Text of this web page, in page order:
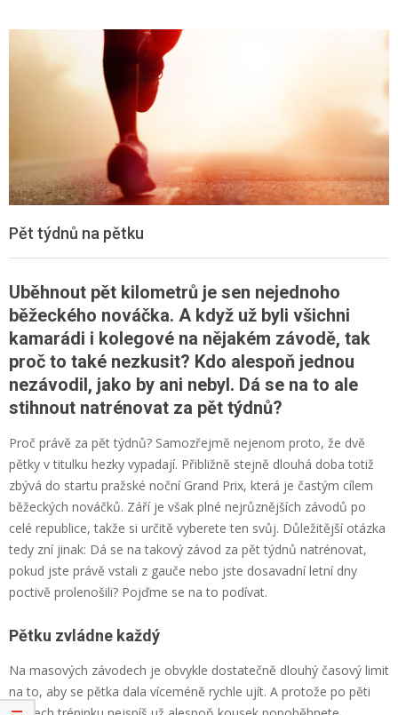
Pět týdnů na pětku
Uběhnout pět kilometrů je sen nejednoho
běžeckého nováčka. A když už byli všichni
kamarádi i kolegové na nějakém závodě, tak
proč to také nezkusit? Kdo alespoň jednou
nezávodil, jako by ani nebyl. Dá se na to ale
stihnout natrénovat za pět týdnů?
Proč právě za pět týdnů? Samozřejmě nejenom proto, že dvě
pětky v titulku hezky vypadají. Přibližně stejně dlouhá doba totiž
zbývá do startu pražské noční Grand Prix, která je častým cílem
běžeckých nováčků. Září je však plné nejrůznějších závodů po
celé republice, takže si určitě vyberete ten svůj. Důležitější otázka
tedy zní jinak: Dá se na takový závod za pět týdnů natrénovat,
pokud jste právě vstali z gauče nebo jste dosavadní letní dny
poctivě prolenošili? Pojďme se na to podívat.
Pětku zvládne každý
Na masových závodech je obvykle dostatečně dlouhý časový limit
na to, aby se pětka dala víceméně rychle ujít. A protože po pěti